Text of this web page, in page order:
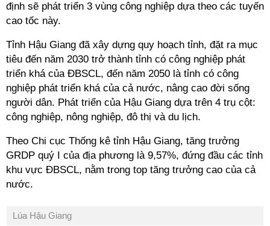
định sẽ phát triển 3 vùng công nghiệp dựa theo các tuyến
cao tốc này.
Tỉnh Hậu Giang đã xây dựng quy hoạch tỉnh, đặt ra mục
tiêu đến năm 2030 trở thành tỉnh có công nghiệp phát
triển khá của ĐBSCL, đến năm 2050 là tỉnh có công
nghiệp phát triển khá của cả nước, nâng cao đời sống
người dân. Phát triển của Hậu Giang dựa trên 4 trụ cột:
công nghiệp, nông nghiệp, đô thị và du lịch.
Theo Chi cục Thống kê tỉnh Hậu Giang, tăng trưởng
GRDP quý I của địa phương là 9,57%, đứng đầu các tỉnh
khu vực ĐBSCL, nằm trong top tăng trưởng cao của cả
nước.
Lúa Hậu Giang